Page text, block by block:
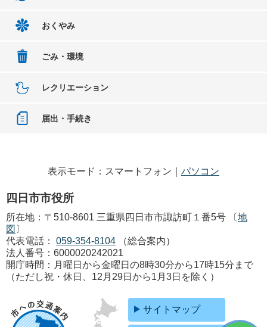
おくやみ
ごみ・環境
レクリエーション
届出・手続き
表示モード：スマートフォン｜ パソコン
四日市市役所
所在地：〒510-8601 三重県四日市市諏訪町１番5号 〔地
図 〕
代表電話：
059-354-8104
（総合案内）
法人番号：6000020242021
開庁時間：月曜日から金曜日の8時30分から17時15分まで
（ただし祝・休日、12月29日から1月3日を除く）
サイトマップ